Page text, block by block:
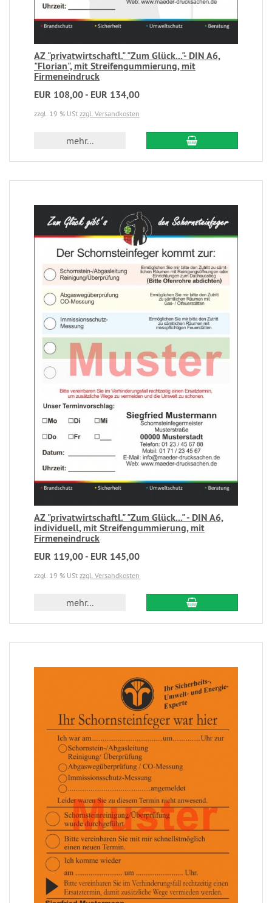
AZ "privatwirtschaftl." "Zum Glück..."- DIN A6,
"Florian", mit Streifengummierung, mit
Firmeneindruck
EUR 108,00 - EUR 134,00
zzgl. 19 % USt zzgl. Versandkosten
mehr...
AZ "privatwirtschaftl." "Zum Glück..." - DIN A6,
individuell, mit Streifengummierung, mit
Firmeneindruck
EUR 119,00 - EUR 145,00
zzgl. 19 % USt zzgl. Versandkosten
mehr...